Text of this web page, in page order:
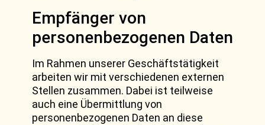
Empfänger von
personenbezogenen Daten
Im Rahmen unserer Geschäftstätigkeit
arbeiten wir mit verschiedenen externen
Stellen zusammen. Dabei ist teilweise
auch eine Übermittlung von
personenbezogenen Daten an diese